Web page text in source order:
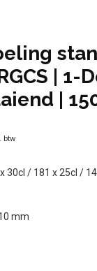
| 1-
|
btw
30cl / 181 x 25cl /
mm